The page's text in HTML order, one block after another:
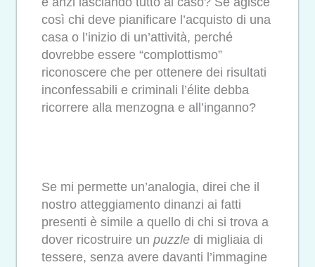
così chi deve pianificare l’acquisto di una
casa o l’inizio di un’attività, perché
dovrebbe essere “complottismo”
riconoscere che per ottenere dei risultati
inconfessabili e criminali l’élite debba
ricorrere alla menzogna e all’inganno?
Se mi permette un’analogia, direi che il
nostro atteggiamento dinanzi ai fatti
presenti è simile a quello di chi si trova a
dover ricostruire un puzzle di migliaia di
tessere, senza avere davanti l’immagine